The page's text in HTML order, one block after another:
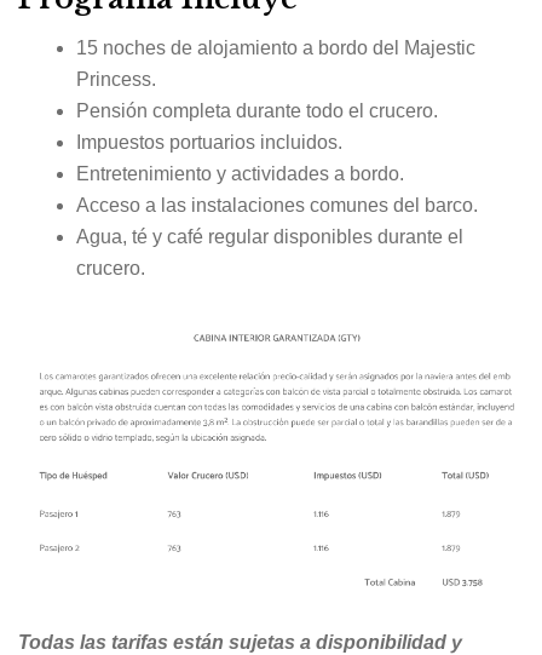
15 noches de alojamiento a bordo del Majestic
Princess.
Pensión completa durante todo el crucero.
Impuestos portuarios incluidos.
Entretenimiento y actividades a bordo.
Acceso a las instalaciones comunes del barco.
Agua, té y café regular disponibles durante el
crucero.
Todas las tarifas están sujetas a disponibilidad y